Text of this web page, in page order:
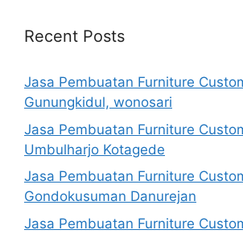
Recent Posts
Jasa Pembuatan Furniture
Gunungkidul, wonosari
Jasa Pembuatan Furniture
Umbulharjo Kotagede
Jasa Pembuatan Furniture
Gondokusuman Danurejan
Jasa Pembuatan Furniture